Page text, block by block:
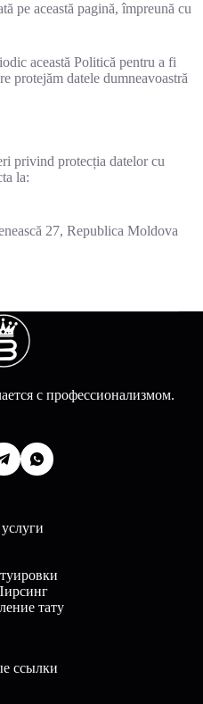
pe această pagină, împreună cu
această Politică pentru a fi
protejăm datele dumneavoastră
privind protecția datelor cu
la:
27, Republica Moldova
с профессионализмом.
тату
ссылки